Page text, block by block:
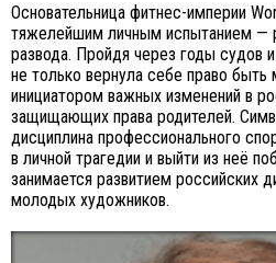
Основательница фитнес-империи
тяжелейшим личным испытанием —
развода. Пройдя через годы судов
не только вернула себе право быть
инициатором важных изменений в
защищающих права родителей.
дисциплина профессионального
в личной трагедии и выйти из неё
занимается развитием российских
молодых художников.